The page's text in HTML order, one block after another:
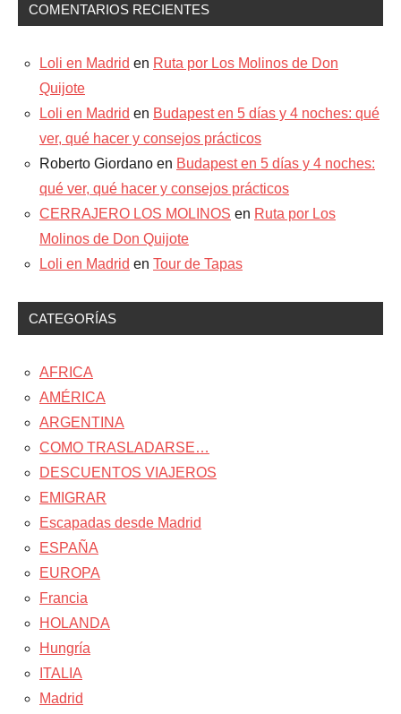
COMENTARIOS RECIENTES
Loli en Madrid en Ruta por Los Molinos de Don
Quijote
Loli en Madrid en Budapest en 5 días y 4 noches: qué
ver, qué hacer y consejos prácticos
Roberto Giordano en Budapest en 5 días y 4 noches:
qué ver, qué hacer y consejos prácticos
CERRAJERO LOS MOLINOS en Ruta por Los
Molinos de Don Quijote
Loli en Madrid en Tour de Tapas
CATEGORÍAS
AFRICA
AMÉRICA
ARGENTINA
COMO TRASLADARSE…
DESCUENTOS VIAJEROS
EMIGRAR
Escapadas desde Madrid
ESPAÑA
EUROPA
Francia
HOLANDA
Hungría
ITALIA
Madrid